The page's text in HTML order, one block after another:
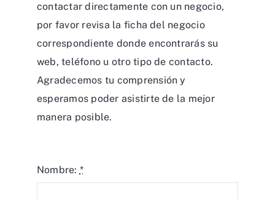
contactar directamente con un negocio,
por favor revisa la ficha del negocio
correspondiente donde encontrarás su
web, teléfono u otro tipo de contacto.
Agradecemos tu comprensión y
esperamos poder asistirte de la mejor
manera posible.
Nombre: *